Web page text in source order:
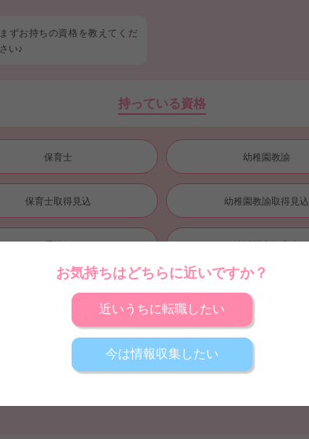
まずお持ちの資格 を教えてくだ
さい♪
持っている資格
保育士 幼稚園教諭
保育士取得見込 幼稚園教諭取得見込
スタート
お気持ちはどちらに近いですか？
近いうちに転職したい
今は情報収集したい